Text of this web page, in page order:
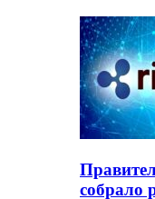
собрало